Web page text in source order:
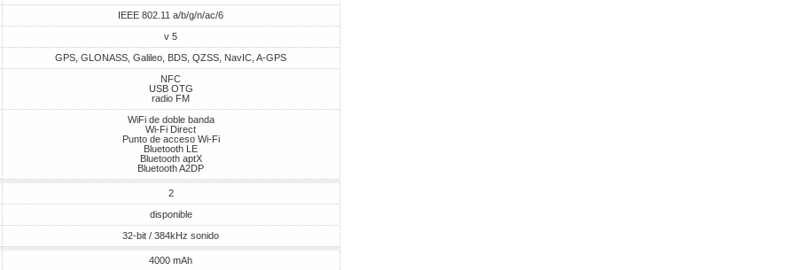
IEEE 802.11 a/b/g/n/ac/6
v 5
GPS, GLONASS, Galileo, BDS, QZSS, NavIC, A-GPS
NFC
USB OTG
radio FM
WiFi de doble banda
Wi-Fi Direct
Punto de acceso Wi-Fi
Bluetooth LE
Bluetooth aptX
Bluetooth A2DP
2
disponible
32-bit / 384kHz sonido
4000 mAh